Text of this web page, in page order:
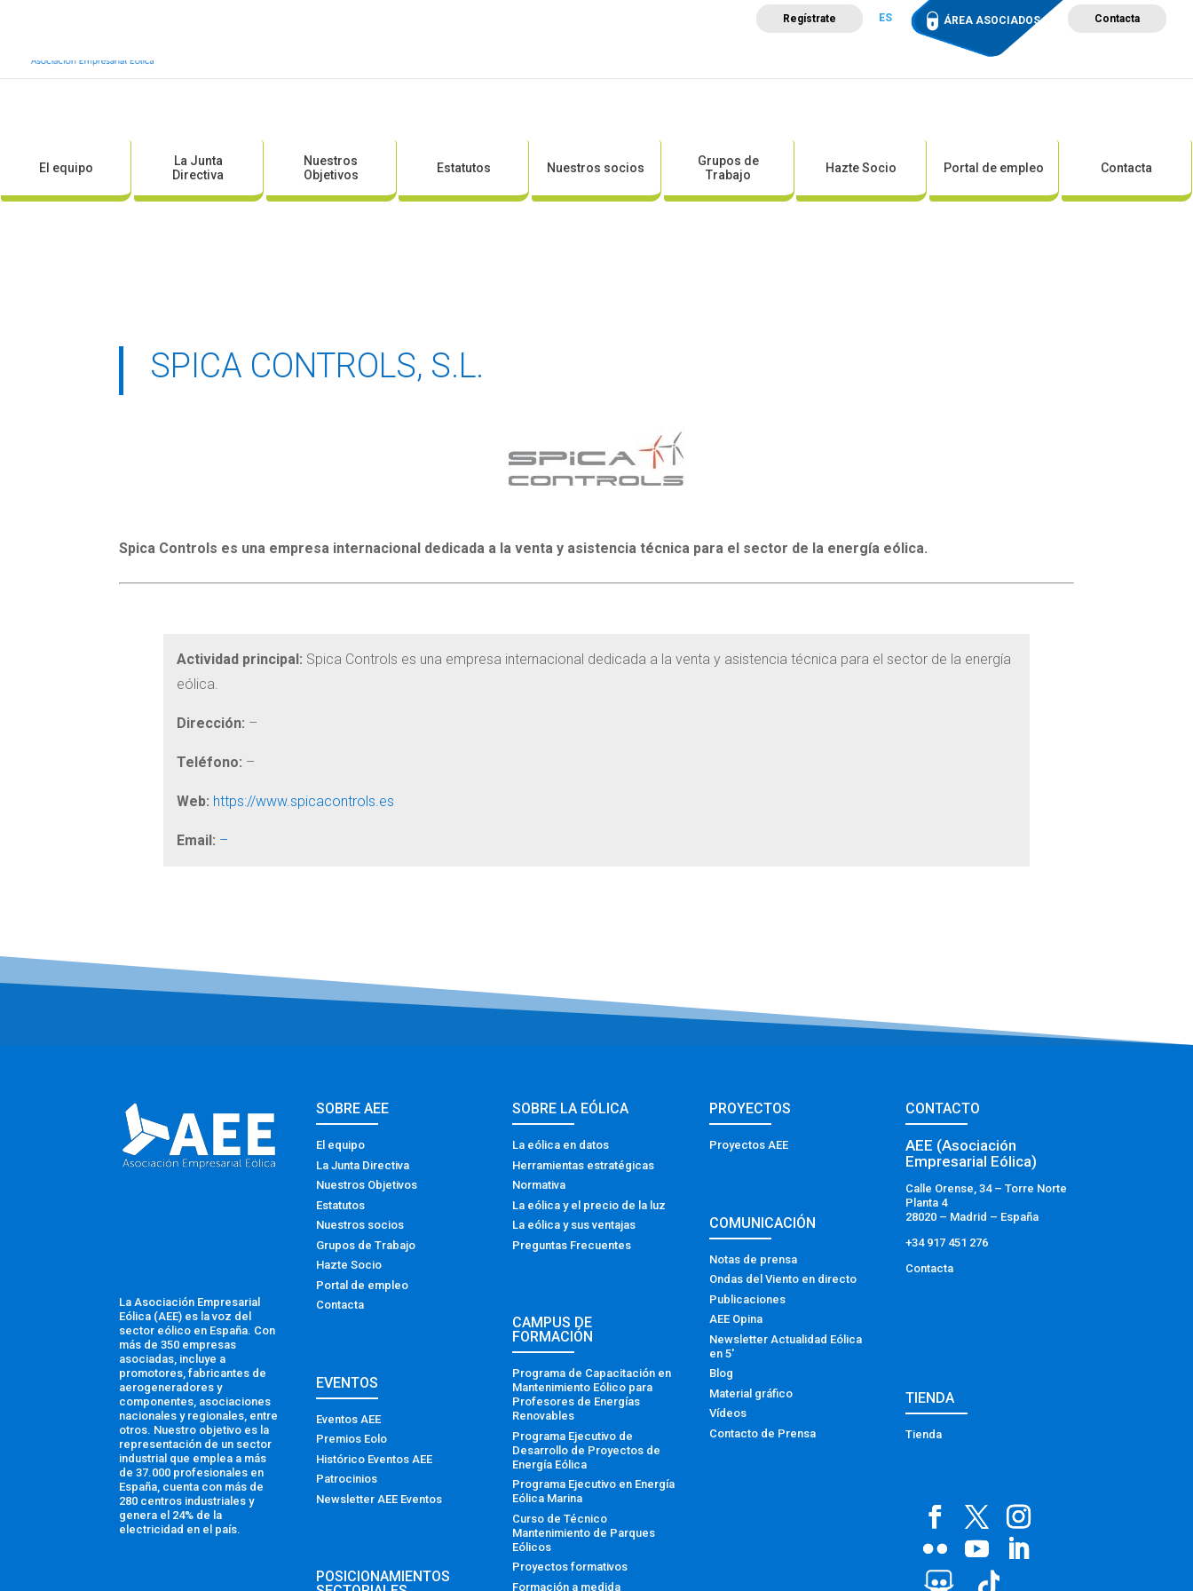
Regístrate ES ÁREA ASOCIADOS Contacta
Campus de Formación
El equipo
La Junta
Directiva
Nuestros
Objetivos
Estatutos Nuestros socios
Grupos de
Trabajo
Hazte Socio Portal de empleo Contacta
SPICA CONTROLS, S.L.
Spica Controls es una empresa internacional dedicada a la venta y asistencia técnica para el sector de la energía eólica.
Actividad principal: Spica Controls es una empresa internacional dedicada a la venta y asistencia técnica para el sector de la energía
eólica.
Dirección: –
Teléfono: –
Web: https://www.spicacontrols.es
Email: –
La Asociación Empresarial
Eólica (AEE) es la voz del
sector eólico en España. Con
más de 350 empresas
asociadas, incluye a
promotores, fabricantes de
aerogeneradores y
componentes, asociaciones
nacionales y regionales, entre
otros. Nuestro objetivo es la
representación de un sector
industrial que emplea a más
de 37.000 profesionales en
España, cuenta con más de
280 centros industriales y
genera el 24% de la
electricidad en el país.
SOBRE AEE
El equipo
La Junta Directiva
Nuestros Objetivos
Estatutos
Nuestros socios
Grupos de Trabajo
Hazte Socio
Portal de empleo
Contacta
EVENTOS
Eventos AEE
Premios Eolo
Histórico Eventos AEE
Patrocinios
Newsletter AEE Eventos
POSICIONAMIENTOS
SOBRE LA EÓLICA
La eólica en datos
Herramientas estratégicas
Normativa
La eólica y el precio de la luz
La eólica y sus ventajas
Preguntas Frecuentes
CAMPUS DE
FORMACIÓN
Programa de Capacitación en
Mantenimiento Eólico para
Profesores de Energías
Renovables
Programa Ejecutivo de
Desarrollo de Proyectos de
Energía Eólica
Programa Ejecutivo en Energía
Eólica Marina
Curso de Técnico
Mantenimiento de Parques
Eólicos
Proyectos formativos
Formación a medida
PROYECTOS
Proyectos AEE
COMUNICACIÓN
Notas de prensa
Ondas del Viento en directo
Publicaciones
AEE Opina
Newsletter Actualidad Eólica
en 5′
Blog
Material gráfico
Vídeos
Contacto de Prensa
CONTACTO
AEE (Asociación
Empresarial Eólica)
Calle Orense, 34 – Torre Norte
Planta 4
28020 – Madrid – España
+34 917 451 276
Contacta
TIENDA
Tienda